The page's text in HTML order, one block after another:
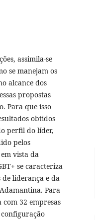
assimila-se
se manejam os
alcance dos
propostas
Para que isso
obtidos
perfil do líder,
pelos
vista da
se caracteriza
liderança e da
Para
32 empresas